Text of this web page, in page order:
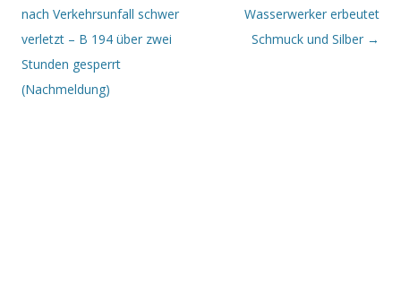
nach Verkehrsunfall schwer
verletzt – B 194 über zwei
Stunden gesperrt
(Nachmeldung)
Wasserwerker erbeutet
Schmuck und Silber →